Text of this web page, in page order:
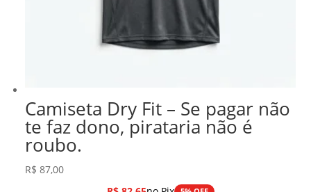
Camiseta Dry Fit – Se pagar não
te faz dono, pirataria não é
roubo.
R$ 87,00